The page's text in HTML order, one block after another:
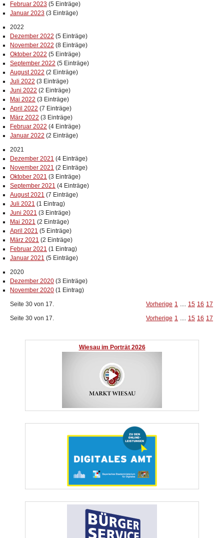
Februar 2023 (5 Einträge)
Januar 2023 (3 Einträge)
2022
Dezember 2022 (5 Einträge)
November 2022 (8 Einträge)
Oktober 2022 (5 Einträge)
September 2022 (5 Einträge)
August 2022 (2 Einträge)
Juli 2022 (3 Einträge)
Juni 2022 (2 Einträge)
Mai 2022 (3 Einträge)
April 2022 (7 Einträge)
März 2022 (3 Einträge)
Februar 2022 (4 Einträge)
Januar 2022 (2 Einträge)
2021
Dezember 2021 (4 Einträge)
November 2021 (2 Einträge)
Oktober 2021 (3 Einträge)
September 2021 (4 Einträge)
August 2021 (7 Einträge)
Juli 2021 (1 Eintrag)
Juni 2021 (3 Einträge)
Mai 2021 (2 Einträge)
April 2021 (5 Einträge)
März 2021 (2 Einträge)
Februar 2021 (1 Eintrag)
Januar 2021 (5 Einträge)
2020
Dezember 2020 (3 Einträge)
November 2020 (1 Eintrag)
Seite 30 von 17.
Vorherige 1 .... 15 16 17
Seite 30 von 17.
Vorherige 1 .... 15 16 17
Wiesau im Porträt 2026